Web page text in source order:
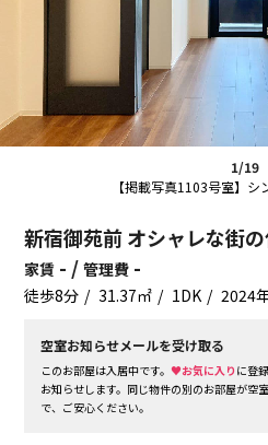
1/19
【掲載写真1103号室】シ
新宿御苑前 オシャレな街
家賃 - /管理費 -
徒歩8分 31.37㎡ 1DK 2024
空室お知らせメールを受け取る
このお部屋は入居中です。♥お気に入り に登
お知らせします。同じ物件の別のお部屋が空
で、ご安心ください。